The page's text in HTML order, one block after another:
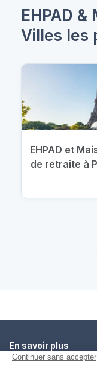
EHPAD
Villes les
EHPAD et
de retraite à
En savoir plus